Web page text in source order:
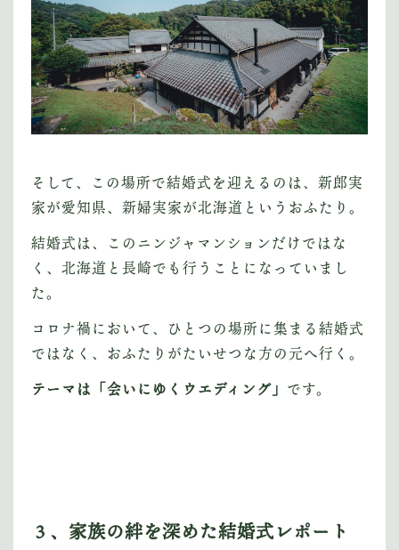
そして、この場所で結婚式を迎えるのは、新郎実
家が愛知県、新婦実家が北海道というおふたり。
結婚式は、このニンジャマンションだけではな
く、北海道と長崎でも行うことになっていまし
た。
コロナ禍において、ひとつの場所に集まる結婚式
ではなく、おふたりがたいせつな方の元へ行く。
テーマは「会いにゆくウエディング」 です。
３、家族の絆を深めた結婚式レポート